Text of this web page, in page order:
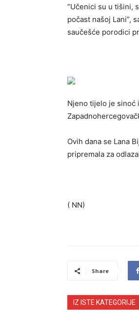
“Učenici su u tišini,
počast našoj Lani”,
saučešće porodici
Njeno tijelo je sinoć
Ovih dana se Lana
pripremala za
( NN)
Share
IZ ISTE KATEGORIJE